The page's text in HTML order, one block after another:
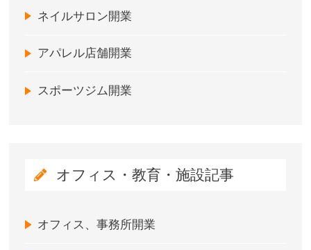
ネイルサロン開業
アパレル店舗開業
スポーツジム開業
オフィス・教育・施設記事
オフィス、事務所開業